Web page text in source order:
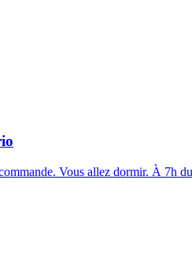
Vous allez dormir. À 7h